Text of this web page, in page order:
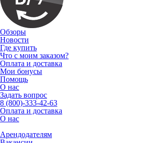
Обзоры
Новости
Где купить
Что с моим заказом?
Оплата и доставка
Мои бонусы
Помощь
О нас
Задать вопрос
8 (800)-333-42-63
Оплата и доставка
О нас
Арендодателям